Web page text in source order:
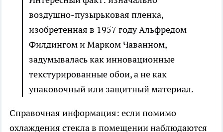
воздушно-пузырьковая пленка,
изобретенная в 1957 году Альфредом
Филдингом и Марком Чаванном,
задумывалась как инновационные
текстурированные обои, а не как
упаковочный или защитный материал.
Справочная информация: если помимо
охлаждения стекла в помещении наблюдаются